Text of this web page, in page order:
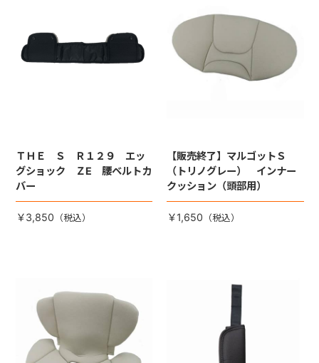
ＴＨＥ Ｓ Ｒ１２９ エッ
グショック ＺE 腰ベルトカ
バー
￥3,850
【販売終了】マルゴットＳ
（トリノグレー） インナー
クッション（頭部用）
￥1,650